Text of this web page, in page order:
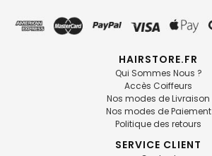
HAIRSTORE.FR
Qui Sommes Nous ?
Accès Coiffeurs
Nos modes de Livraison
Nos modes de Paiement
Politique des retours
SERVICE CLIENT